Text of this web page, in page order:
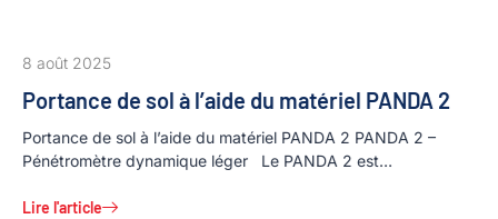
8 août 2025
Portance de sol à l’aide du matériel PANDA 2
Portance de sol à l’aide du matériel PANDA 2 PANDA 2 –
Pénétromètre dynamique léger Le PANDA 2 est…
Lire l'article